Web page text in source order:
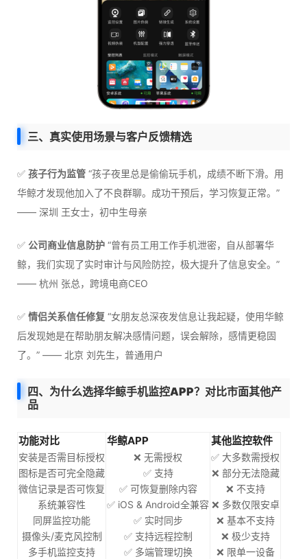
三、真实使用场景与客户反馈精选
✅ 孩子行为监管 “孩子夜里总是偷偷玩手机，成绩不断下滑。用
华鲸才发现他加入了不良群聊。成功干预后，学习恢复正常。”
—— 深圳 王女士，初中生母亲
✅ 公司商业信息防护 “曾有员工用工作手机泄密，自从部署华
鲸，我们实现了实时审计与风险防控，极大提升了信息安全。”
—— 杭州 张总，跨境电商CEO
✅ 情侣关系信任修复 “女朋友总深夜发信息让我起疑，使用华鲸
后发现她是在帮助朋友解决感情问题，误会解除，感情更稳固
了。” —— 北京 刘先生，普通用户
四、为什么选择华鲸手机监控APP？对比市面其他产
品
功能对比 华鲸APP 其他监控软件
安装是否需目标授权 ❌ 无需授权
✅ 大多数需授权
图标是否可完全隐藏
✅ 支持
❌ 部分无法隐藏
微信记录是否可恢复
✅ 可恢复删除内容
❌ 不支持
系统兼容性
✅ iOS & Android全兼容 ❌ 多数仅限安卓
同屏监控功能
✅ 实时同步
❌ 基本不支持
摄像头/麦克风控制
✅ 支持远程控制
❌ 极少支持
多手机监控支持
✅ 多端管理切换
❌ 限单一设备